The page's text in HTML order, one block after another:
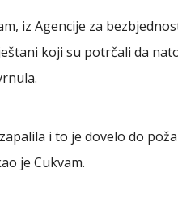
iz Agencije za
koji su potrčali da
i to je dovelo do
je Cukvam.